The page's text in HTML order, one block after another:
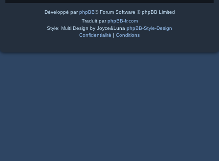
Développé parphpBB® Forum Software © phpBB Limited
Traduit parphpBB-fr.com
Style: Multi Design by Joyce&Luna phpBB-Style-Design
Confidentialité | Conditions